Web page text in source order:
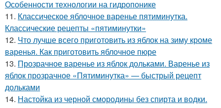
Особенности технологии на гидропонике
11. Классическое яблочное варенье пятиминутка.
Классические рецепты «пятиминутки»
12. Что лучше всего приготовить из яблок на зиму кроме
варенья. Как приготовить яблочное пюре
13. Прозрачное варенье из яблок дольками. Варенье из
яблок прозрачное «Пятиминутка» — быстрый рецепт
дольками
14. Настойка из черной смородины без спирта и водки.